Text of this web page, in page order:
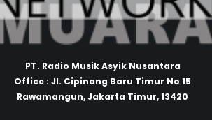
PT. Radio Musik Asyik Nusantara
Office : Jl. Cipinang Baru Timur No 15
Rawamangun, Jakarta Timur, 13420